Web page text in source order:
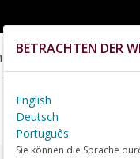
BETRACHTEN DER
English
Deutsch
Português
Sie können die Sprache